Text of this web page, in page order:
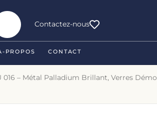
Contactez-nous
PROPOS CONTACT
– Métal Palladium Brillant, Verres Démo